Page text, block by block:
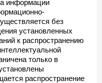
информации
без
установленных
к распространению
только в
распространение